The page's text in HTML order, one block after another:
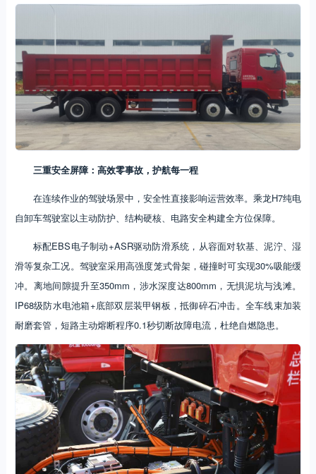
三重安全屏障：高效零事故， 护航每一程
在连续作业的驾驶场景中，安全性直接影响运营效率。乘龙H7纯电
自卸车驾驶室以主动防护、结构硬核、电路安全构建全方位保障。
标配EBS电子制动+ASR驱动防滑系统，从容面对软基、泥泞、湿
滑等复杂工况。驾驶室采用高强度笼式骨架，碰撞时可实现30%吸能缓
冲。离地间隙提升至350mm，涉水深度达800mm，无惧泥坑与浅滩。
IP68级防水电池箱+底部双层装甲钢板，抵御碎石冲击。全车线束加装
耐磨套管，短路主动熔断程序0.1秒切断故障电流，杜绝自燃隐患。